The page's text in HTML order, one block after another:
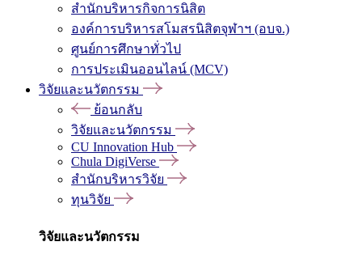
สำนักบริหารกิจการนิสิต
องค์การบริหารสโมสรนิสิตจุฬาฯ (อบจ.)
ศูนย์การศึกษาทั่วไป
การประเมินออนไลน์ (MCV)
วิจัยและนวัตกรรม
ย้อนกลับ
วิจัยและนวัตกรรม
CU Innovation Hub
Chula DigiVerse
สำนักบริหารวิจัย
ทุนวิจัย
วิจัยและนวัตกรรม